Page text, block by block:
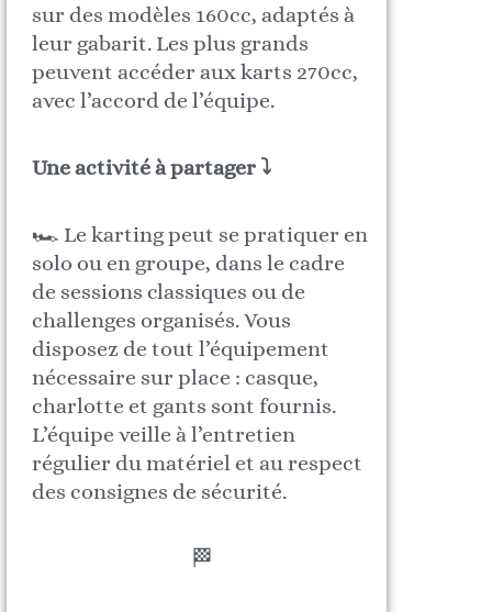
sur des modèles 160cc, adaptés à
leur gabarit. Les plus grands
peuvent accéder aux karts 270cc,
avec l’accord de l’équipe.
Une activité à partager ⤵
🏎️ Le karting peut se pratiquer en
solo ou en groupe, dans le cadre
de sessions classiques ou de
challenges organisés. Vous
disposez de tout l’équipement
nécessaire sur place : casque,
charlotte et gants sont fournis.
L’équipe veille à l’entretien
régulier du matériel et au respect
des consignes de sécurité.
🏁